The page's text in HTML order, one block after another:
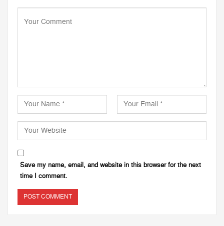
Save my name, email, and website in this browser for the next
time I comment.